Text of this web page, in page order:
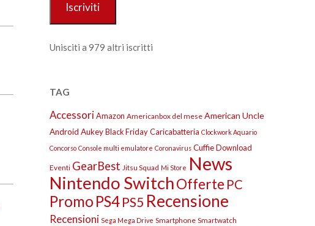
Iscriviti
Unisciti a 979 altri iscritti
TAG
AccessoriAmazon Americanbox del mese American Uncle
Android AukeyBlack FridayCaricabatteria Clockwork Aquario
Concorso Console multi emulatore Coronavirus CuffieDownload
Eventi GearBest Jitsu Squad Mi Store News
Nintendo SwitchOfferte PC
Promo PS4PS5 Recensione
Recensioni Sega Mega Drive Smartphone Smartwatch